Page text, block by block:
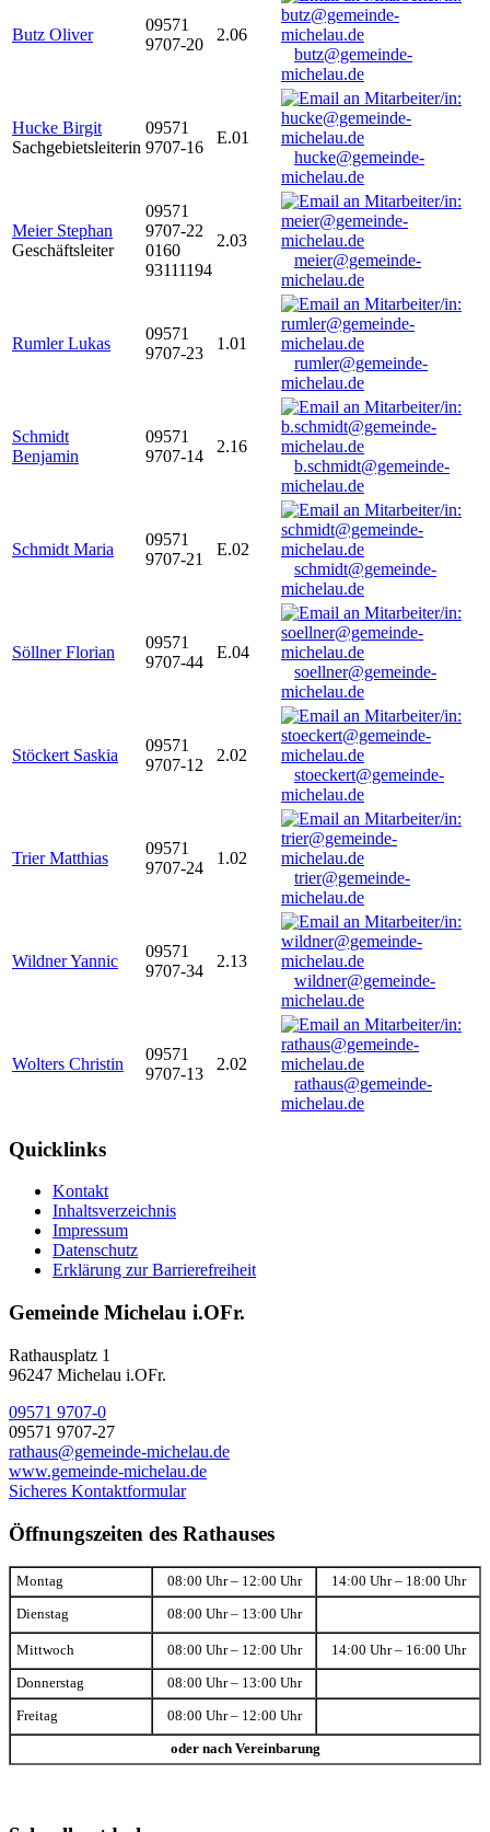
Butz Oliver
09571
9707-20
2.06
butz@gemeinde-
michelau.de
Hucke Birgit
Sachgebietsleiterin
09571
9707-16
E.01
hucke@gemeinde-
michelau.de
Meier Stephan
Geschäftsleiter
09571
9707-22
0160
93111194
2.03
meier@gemeinde-
michelau.de
Rumler Lukas
09571
9707-23
1.01
rumler@gemeinde-
michelau.de
Schmidt
Benjamin
09571
9707-14
2.16
b.schmidt@gemeinde-
michelau.de
Schmidt Maria
09571
9707-21
E.02
schmidt@gemeinde-
michelau.de
Söllner Florian
09571
9707-44
E.04
soellner@gemeinde-
michelau.de
Stöckert Saskia
09571
9707-12
2.02
stoeckert@gemeinde-
michelau.de
Trier Matthias
09571
9707-24
1.02
trier@gemeinde-
michelau.de
Wildner Yannic
09571
9707-34
2.13
wildner@gemeinde-
michelau.de
Wolters Christin
09571
9707-13
2.02
rathaus@gemeinde-
michelau.de
Quicklinks
Kontakt
Inhaltsverzeichnis
Impressum
Datenschutz
Erklärung zur Barrierefreiheit
Gemeinde Michelau i.OFr.
Rathausplatz 1
96247 Michelau i.OFr.
09571 9707-0
09571 9707-27
rathaus@gemeinde-michelau.de
www.gemeinde-michelau.de
Sicheres Kontaktformular
Öffnungszeiten des Rathauses
Montag 08:00 Uhr – 12:00 Uhr 14:00 Uhr – 18:00 Uhr
Dienstag 08:00 Uhr – 13:00 Uhr
Mittwoch 08:00 Uhr – 12:00 Uhr 14:00 Uhr – 16:00 Uhr
Donnerstag 08:00 Uhr – 13:00 Uhr
Freitag 08:00 Uhr – 12:00 Uhr
oder nach Vereinbarung